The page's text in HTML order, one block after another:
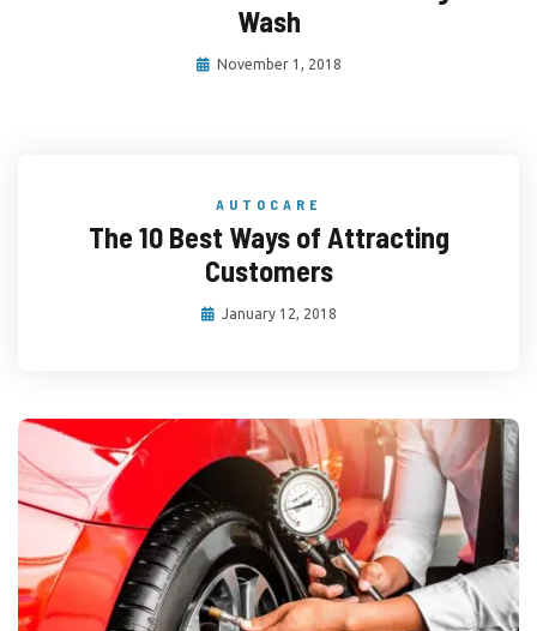
Wash
November 1, 2018
AUTOCARE
The 10 Best Ways of Attracting
Customers
January 12, 2018